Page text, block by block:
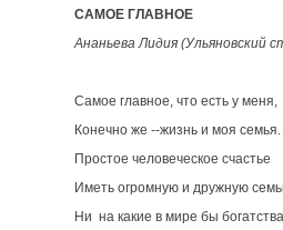
САМОЕ ГЛАВНОЕ
Ананьева Лидия (Ульяновский
Самое главное, что есть у меня,
Конечно же --жизнь и моя семья.
Простое человеческое счастье
Иметь огромную и дружную
Ни на какие в мире бы богатства